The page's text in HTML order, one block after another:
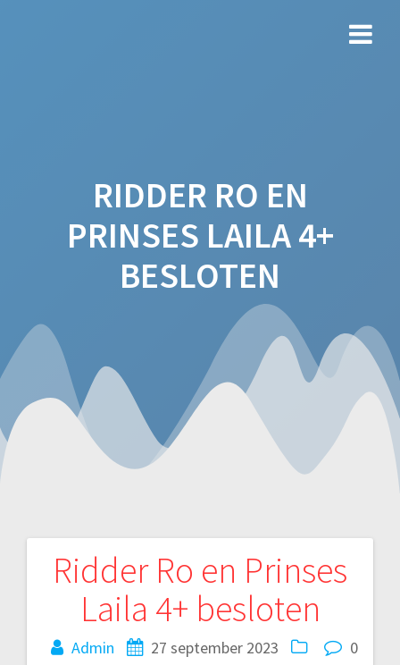
RIDDER RO EN
PRINSES LAILA 4+
BESLOTEN
Ridder Ro en Prinses
Laila 4+ besloten
Admin 27 september 2023
0
Bericht
navigatie